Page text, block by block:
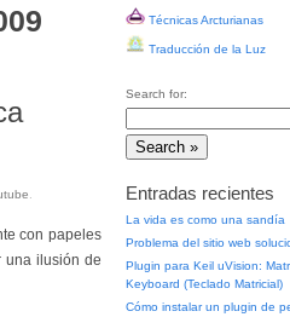
con papeles
una ilusión de
Técnicas Arcturianas
Traducción de la Luz
Search for:
Entradas recientes
La vida es como una sandía
Problema del sitio web
Plugin para Keil uVision:
Keyboard (Teclado Matricial)
Cómo instalar un plugin de